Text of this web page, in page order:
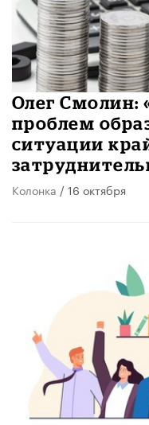
Олег Смолин:
проблем
ситуации
Колонка / 16 октября